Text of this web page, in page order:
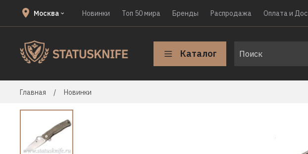
Москва Новинки Топ 50 мира Бренды Распродажа Оплата и
Каталог
Главная Новинки